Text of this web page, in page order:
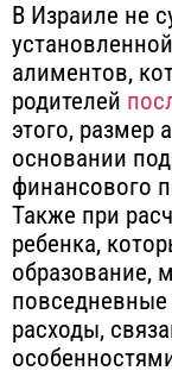
В Израиле не
алиментов,
родителей
этого, размер
основании
финансового
Также при
ребенка,
образование,
расходы,